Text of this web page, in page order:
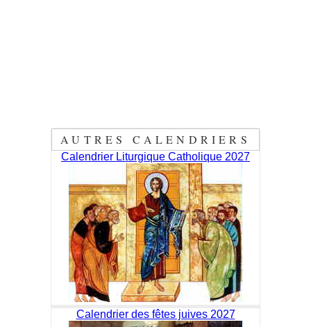
AUTRES CALENDRIERS
Calendrier Liturgique Catholique 2027
Calendrier des fêtes juives 2027